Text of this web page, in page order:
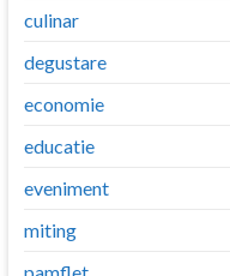
culinar
degustare
economie
educatie
eveniment
miting
pamflet